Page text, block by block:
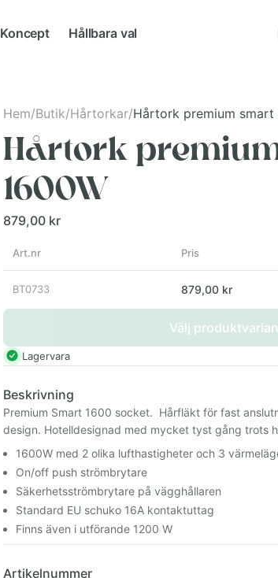
Koncept Hållbara val
Hem/Butik/Hårtorkar/Hårtork premium smart
Hårtork
1600W
879,00 kr
Art.nr Pris
BT0733 879,00 kr
Välj
Lagervara
Beskrivning
Premium Smart 1600 socket. Hårfläkt för fast
design. Hotelldesignad med mycket tyst gång trots
1600W med 2 olika lufthastigheter och 3
On/off push strömbrytare
Säkerhetsströmbrytare på vägghållaren
Standard EU schuko 16A kontaktuttag
Finns även i utförande 1200 W
Artikelnummer